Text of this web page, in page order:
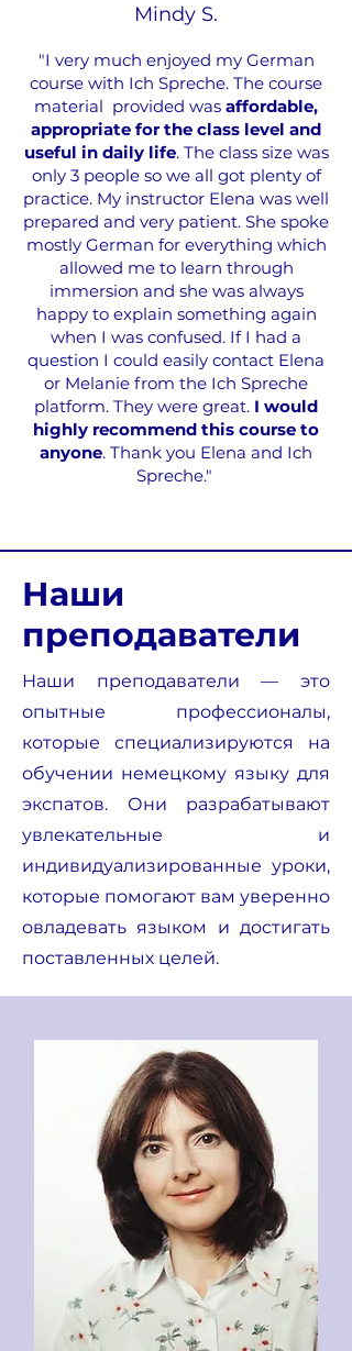
Mindy S.
"I very much enjoyed my German
course with Ich Spreche. The course
material provided was affordable,
appropriate for the class level and
useful in daily life. The class size was
only 3 people so we all got plenty of
practice. My instructor Elena was well
prepared and very patient. She spoke
mostly German for everything which
allowed me to learn through
immersion and she was always
happy to explain something again
when I was confused. If I had a
question I could easily contact Elena
or Melanie from the Ich Spreche
platform. They were great. I would
highly recommend this course to
anyone. Thank you Elena and Ich
Spreche."
Наши
преподаватели
Наши преподаватели — это
опытные профессионалы,
которые специализируются на
обучении немецкому языку для
экспатов. Они разрабатывают
увлекательные и
индивидуализированные уроки,
которые помогают вам уверенно
овладевать языком и достигать
поставленных целей.